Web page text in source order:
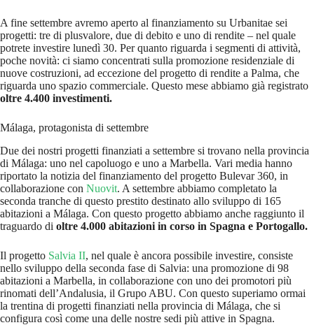
A fine settembre avremo aperto al finanziamento su Urbanitae sei
progetti: tre di plusvalore, due di debito e uno di rendite – nel quale
potrete investire lunedì 30. Per quanto riguarda i segmenti di attività,
poche novità: ci siamo concentrati sulla promozione residenziale di
nuove costruzioni, ad eccezione del progetto di rendite a Palma, che
riguarda uno spazio commerciale. Questo mese abbiamo già registrato
oltre 4.400 investimenti.
Málaga, protagonista di settembre
Due dei nostri progetti finanziati a settembre si trovano nella provincia
di Málaga: uno nel capoluogo e uno a Marbella. Vari media hanno
riportato la notizia del finanziamento del progetto Bulevar 360, in
collaborazione con Nuovit. A settembre abbiamo completato la
seconda tranche di questo prestito destinato allo sviluppo di 165
abitazioni a Málaga. Con questo progetto abbiamo anche raggiunto il
traguardo di oltre 4.000 abitazioni in corso in Spagna e Portogallo.
Il progetto Salvia II, nel quale è ancora possibile investire, consiste
nello sviluppo della seconda fase di Salvia: una promozione di 98
abitazioni a Marbella, in collaborazione con uno dei promotori più
rinomati dell’Andalusia, il Grupo ABU. Con questo superiamo ormai
la trentina di progetti finanziati nella provincia di Málaga, che si
configura così come una delle nostre sedi più attive in Spagna.